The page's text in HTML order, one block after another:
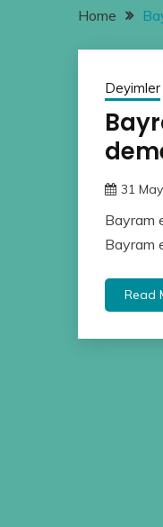
Home
Deyimler
31
Bayram
Bayram
Read